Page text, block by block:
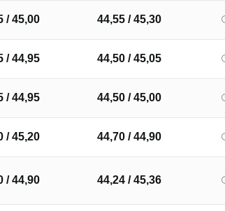
/ 45,00 44,55 / 45,30
/ 44,95 44,50 / 45,05
/ 44,95 44,50 / 45,00
/ 45,20 44,70 / 44,90
/ 44,90 44,24 / 45,36